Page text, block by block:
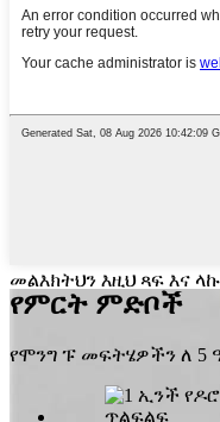
መልእክትህን እዚህ ጻፍ እና
የምርት ምድቦች
የሞንግ ፑ መፍትሄዎችን ለ 5